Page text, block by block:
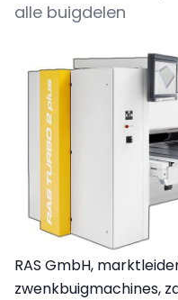
alle buigdelen
RAS GmbH,
zwenkbuigmachines,